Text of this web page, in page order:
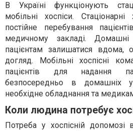
В Україні функціонують
мобільні хоспіси. Стаціонарні
постійне перебування
медичному закладі. Домашні
пацієнтам залишатися вдома,
догляд. Мобільні хоспісні
пацієнтів для надання
безпосередньо в домашніх
необхідне обладнання та
Коли людина потребує
Потреба у хоспісній